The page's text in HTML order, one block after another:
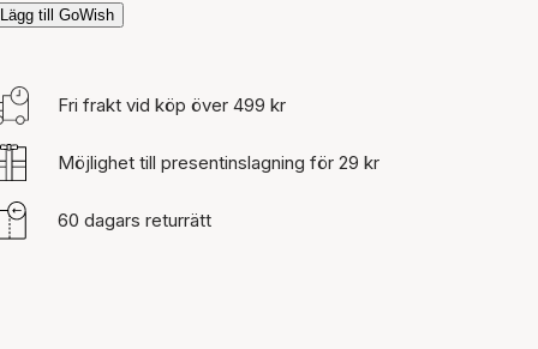
Lägg till GoWish
Fri frakt vid köp över 499 kr
Möjlighet till presentinslagning för 29 kr
60 dagars returrätt